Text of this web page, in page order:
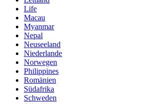
Life
Macau
Myanmar
Nepal
Neuseeland
Niederlande
Norwegen
Philippines
Romänien
Südafrika
Schweden